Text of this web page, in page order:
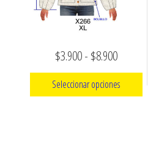
en
página
de
producto
$3.900- $8.900Rango
de
precios:
Seleccionar opciones